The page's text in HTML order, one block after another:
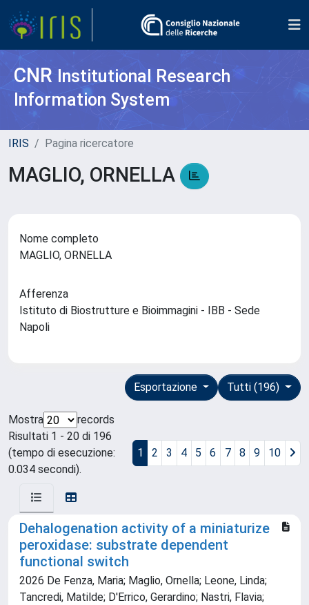
CNR Institutional Research
Information System
IRIS Pagina ricercatore
MAGLIO, ORNELLA
Nome completo
MAGLIO, ORNELLA
Afferenza
Istituto di Biostrutture e Bioimmagini - IBB - Sede
Napoli
Tutti (196)
Esportazione
Mostra
records
Risultati 1 - 20 di 196
(tempo di esecuzione:
0.034 secondi).
1 2 3 4 5 6 7 8 9 10
Dehalogenation activity of a miniaturize
peroxidase: substrate dependent
functional switch
2026 De Fenza, Maria; Maglio, Ornella; Leone, Linda;
Tancredi, Matilde; D'Errico, Gerardino; Nastri, Flavia;